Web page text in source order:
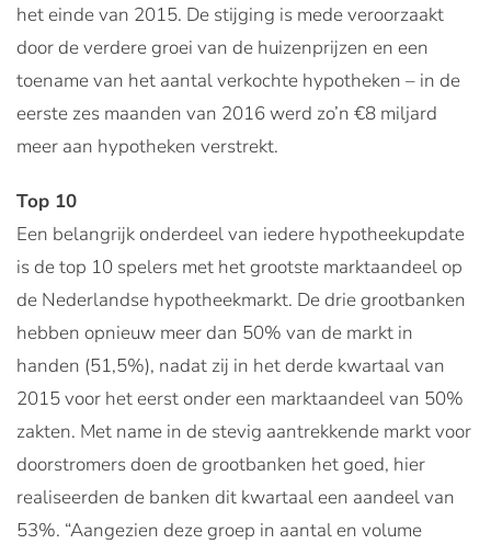
het einde van 2015. De stijging is mede veroorzaakt
door de verdere groei van de huizenprijzen en een
toename van het aantal verkochte hypotheken – in de
eerste zes maanden van 2016 werd zo’n €8 miljard
meer aan hypotheken verstrekt.
Top 10
Een belangrijk onderdeel van iedere hypotheekupdate
is de top 10 spelers met het grootste marktaandeel op
de Nederlandse hypotheekmarkt. De drie grootbanken
hebben opnieuw meer dan 50% van de markt in
handen (51,5%), nadat zij in het derde kwartaal van
2015 voor het eerst onder een marktaandeel van 50%
zakten. Met name in de stevig aantrekkende markt voor
doorstromers doen de grootbanken het goed, hier
realiseerden de banken dit kwartaal een aandeel van
53%. “Aangezien deze groep in aantal en volume